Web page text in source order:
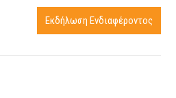
Εκδήλωση Ενδιαφέροντος